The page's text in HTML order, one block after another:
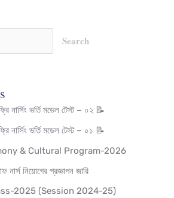
Search
নার্সিং ভর্তি মডেল টেস্ট – ০২ 📝
নার্সিং ভর্তি মডেল টেস্ট – ০১ 📝
& Cultural Program-2026
নার্স নিয়োগের প্রজ্ঞাপন জারি
2025 (Session 2024-25)